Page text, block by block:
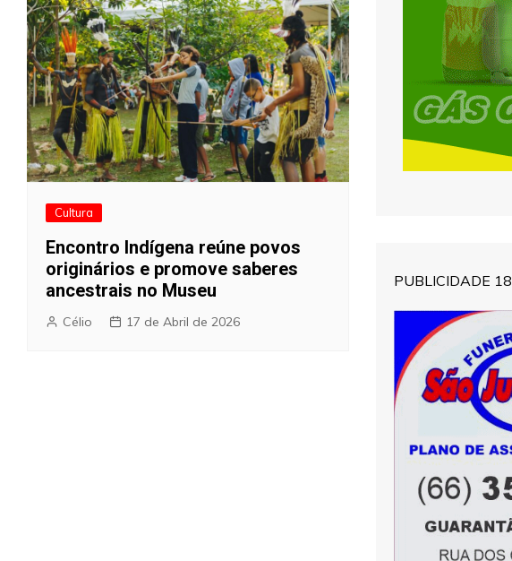
Cultura
Encontro Indígena reúne povos
originários e promove saberes
ancestrais no Museu
Célio 17 de Abril de 2026
PUBLICIDADE 18